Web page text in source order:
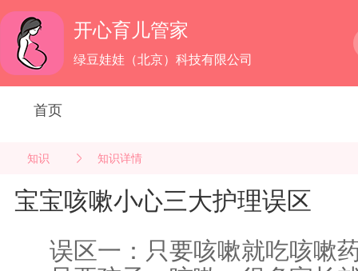
开心育儿管家
绿豆娃娃（北京）科技有限公司
首页
知识 知识详情
宝宝咳嗽小心三大护理误区
误区一：只要咳嗽就吃咳嗽